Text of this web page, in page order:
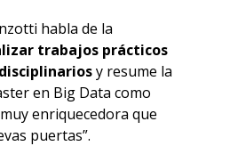
habla de la
trabajos prácticos
y resume la
en Big Data como
enriquecedora que
puertas”.